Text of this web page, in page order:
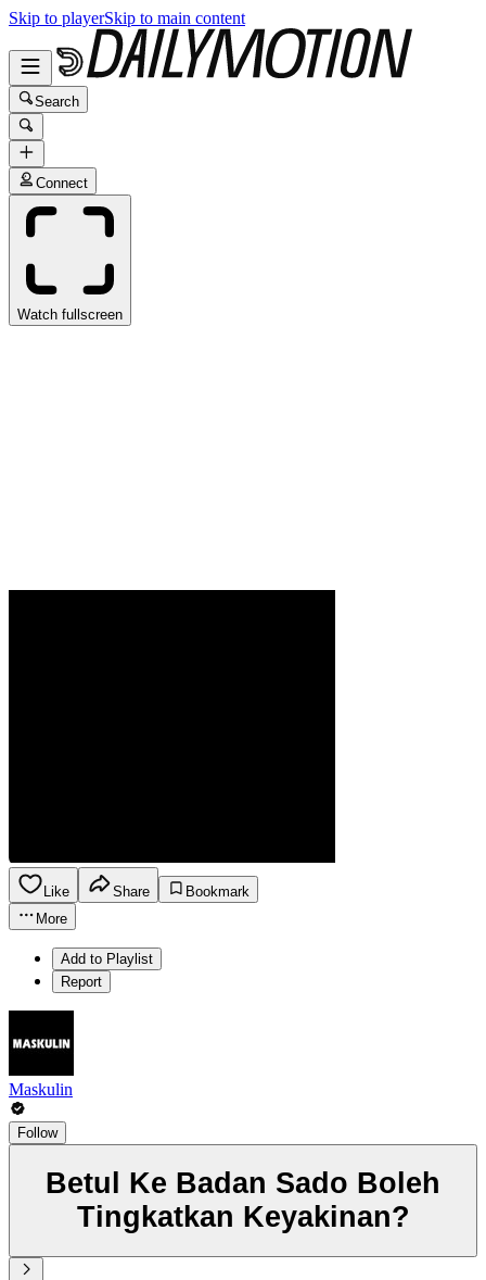
Skip to playerSkip to main content
Search
Connect
Watch fullscreen
Like Share
Bookmark
More
Add to Playlist
Report
Maskulin
Follow
Betul Ke Badan Sado Boleh
Tingkatkan Keyakinan?